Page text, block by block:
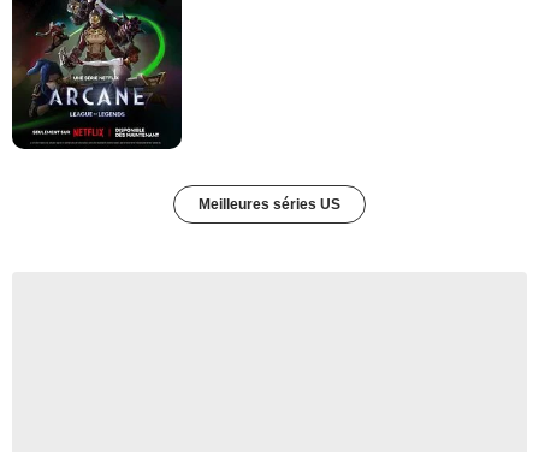
Meilleures séries US